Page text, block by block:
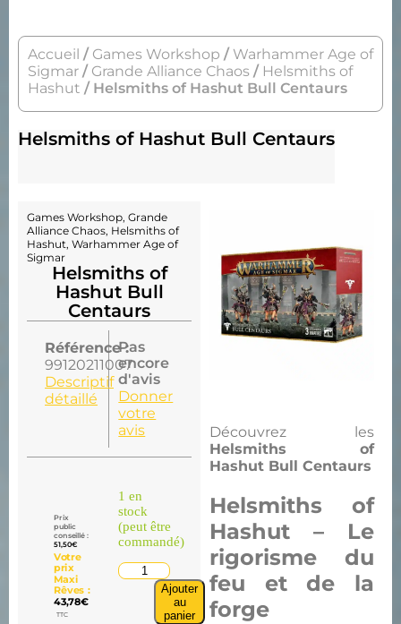
Accueil / Games Workshop / Warhammer Age of
Sigmar / Grande Alliance Chaos / Helsmiths of
Hashut / Helsmiths of Hashut Bull Centaurs
Helsmiths of Hashut Bull Centaurs
Découvrez les
Helsmiths of
Hashut Bull Centaurs
Helsmiths of
Hashut – Le
rigorisme du
feu et de la
forge
Games Workshop, Grande
Alliance Chaos, Helsmiths of
Hashut, Warhammer Age of
Sigmar
Helsmiths of
Hashut Bull
Centaurs
Référence :
99120211007
Descriptif
détaillé
Pas
encore
d'avis
Donner
votre
avis
Prix
public
conseillé :
51,50€
Votre
prix
Maxi
Rêves :
43,78€
TTC
1 en
stock
(peut être
commandé)
Ajouter
au
panier